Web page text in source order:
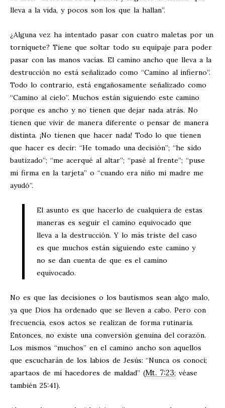
lleva a la vida, y pocos son los que la hallan”.
¿Alguna vez ha intentado pasar con cuatro maletas por un
torniquete? Tiene que soltar todo su equipaje para poder
pasar con las manos vacías. El camino ancho que lleva a la
destrucción no está señalizado como “Camino al infierno”.
Todo lo contrario, está engañosamente señalizado como
“Camino al cielo”. Muchos están siguiendo este camino
porque es ancho y no tienen que dejar nada atrás. No
tienen que vivir de manera diferente o pensar de manera
distinta. ¡No tienen que hacer nada! Todo lo que tienen
que hacer es decir: “He tomado una decisión”; “he sido
bautizado”; “me acerqué al altar”; “pasé al frente”; “puse
mi firma en la tarjeta” o “cuando era niño mi madre me
ayudó”.
El asunto es que hacerlo de cualquiera de estas
maneras es seguir el camino equivocado que
lleva a la destrucción. Y lo más triste del caso
es que muchos están siguiendo este camino y
no se dan cuenta de que es el camino
equivocado.
No es que las decisiones o los bautismos sean algo malo,
ya que Dios ha ordenado que se lleven a cabo. Pero con
frecuencia, esos actos se realizan de forma rutinaria.
Entonces, no existe una conversión genuina del corazón.
Los mismos “muchos” en el camino ancho son aquellos
que escucharán de los labios de Jesús: “Nunca os conocí;
apartaos de mí hacedores de maldad” (Mt. 7:23; véase
también 25:41).